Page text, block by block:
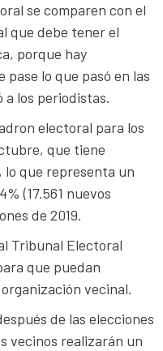
se comparen con el
que debe tener el
porque hay
lo que pasó en las
los periodistas.
electoral para los
que tiene
lo que representa un
(17.561 nuevos
de 2019.
Tribunal Electoral
que puedan
vecinal.
de las elecciones
vecinos realizarán un